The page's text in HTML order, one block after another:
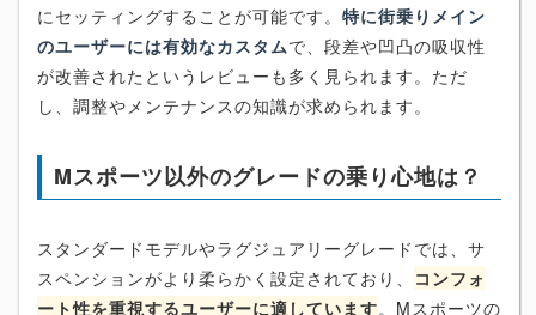
にセッティングすることが可能です。 特に街乗りメイン
のユーザーには有効なカスタムで、段差や凹凸の吸収性
が改善されたというレビューも多く見られます。ただ
し、調整やメンテナンスの知識が求められます。
Mスポーツ以外のグレードの乗り心地は？
スタンダードモデルやラグジュアリーグレードでは、サ
スペンションがより柔らかく設定されており、 コンフォ
ート性を重視するユーザーに適しています。Mスポーツの